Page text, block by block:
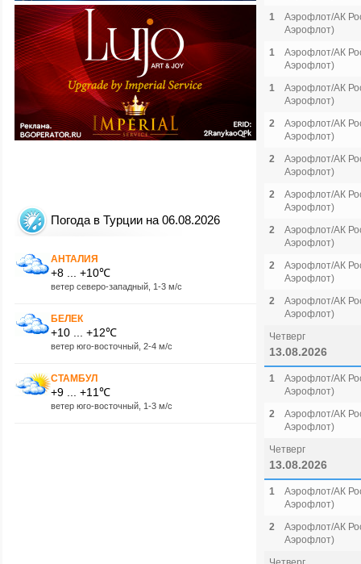
Погода в Турции на 06.08.2026
АНТАЛИЯ
+8 ... +10℃
ветер северо-западный, 1-3 м/с
БЕЛЕК
+10 ... +12℃
ветер юго-восточный, 2-4 м/с
СТАМБУЛ
+9 ... +11℃
ветер юго-восточный, 1-3 м/с
1
Аэрофлот/АК
Аэрофлот)
1
Аэрофлот/АК
Аэрофлот)
1
Аэрофлот/АК
Аэрофлот)
2
Аэрофлот/АК
Аэрофлот)
2
Аэрофлот/АК
Аэрофлот)
2
Аэрофлот/АК
Аэрофлот)
2
Аэрофлот/АК
Аэрофлот)
2
Аэрофлот/АК
Аэрофлот)
2
Аэрофлот/АК
Аэрофлот)
Четверг
13.08.2026
1
Аэрофлот/АК
Аэрофлот)
2
Аэрофлот/АК
Аэрофлот)
Четверг
13.08.2026
1
Аэрофлот/АК
Аэрофлот)
2
Аэрофлот/АК
Аэрофлот)